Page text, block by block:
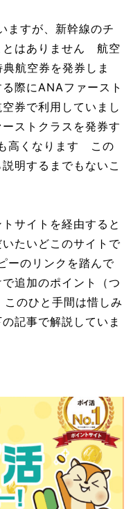
ますが、新幹線のチ
とはありません 航空
航空券を発券しま
際にANAファースト
券で利用していまし
ストクラスを発券す
高くなります この
明するまでもないこ
サイトを経由すると
たいどこのサイトで
ーのリンクを踏んで
追加のポイント（つ
のひと手間は惜しみ
記事で解説していま